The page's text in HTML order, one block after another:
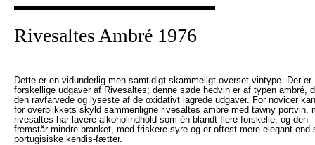
Rivesaltes Ambré 1976
Dette er en vidunderlig men samtidigt skammeligt overset vintype. Der er
forskellige udgaver af Rivesaltes; denne søde hedvin er af typen ambré,
den ravfarvede og lyseste af de oxidativt lagrede udgaver. For novicer
for overblikkets skyld sammenligne rivesaltes ambré med tawny portvin,
rivesaltes har lavere alkoholindhold som én blandt flere forskelle, og den
fremstår mindre branket, med friskere syre og er oftest mere elegant end
portugisiske kendis-fætter.